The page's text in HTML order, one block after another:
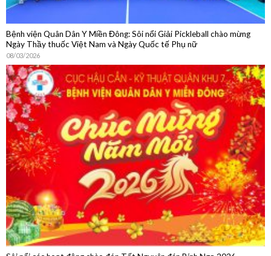
Bệnh viện Quân Dân Y Miền Đông: Sôi nổi Giải Pickleball chào mừng
Ngày Thầy thuốc Việt Nam và Ngày Quốc tế Phụ nữ
08/03/2026